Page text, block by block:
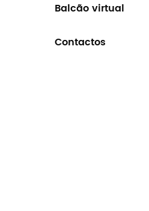
Balcão virtual
Contactos